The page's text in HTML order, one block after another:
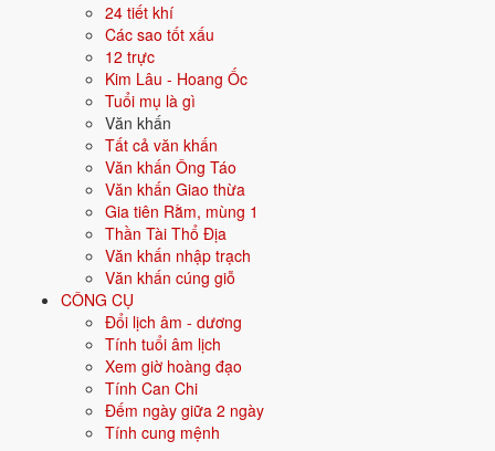
24 tiết khí
Các sao tốt xấu
12 trực
Kim Lâu - Hoang Ốc
Tuổi mụ là gì
Văn khấn
Tất cả văn khấn
Văn khấn Ông Táo
Văn khấn Giao thừa
Gia tiên Rằm, mùng 1
Thần Tài Thổ Địa
Văn khấn nhập trạch
Văn khấn cúng giỗ
CÔNG CỤ
Đổi lịch âm - dương
Tính tuổi âm lịch
Xem giờ hoàng đạo
Tính Can Chi
Đếm ngày giữa 2 ngày
Tính cung mệnh
Hướng hợp
Hành tương sinh
Kim (Kim sinh Thủy); Mộc (Thủy sinh
Hành tương khắc
Thổ (Thổ khắc Thủy); Hỏa (Thủy khắc
Hỏa)
Tuổi năm 2026 75 tuổi mụ / 74 tuổi dương - Cao niên
Ý nghĩa nạp âm Trường Lưu Thủy
Người sinh năm1952mang nạp âm
Nước chảy mạnh. Đây là một trong các nạp âm thuộc hành
trong vòng 60 hoa giáp.
Tượng trưng cho nước, sự mềm mại, lưu chuyển. Người mệnh Thủy
thông minh, khéo léo, trí tuệ.